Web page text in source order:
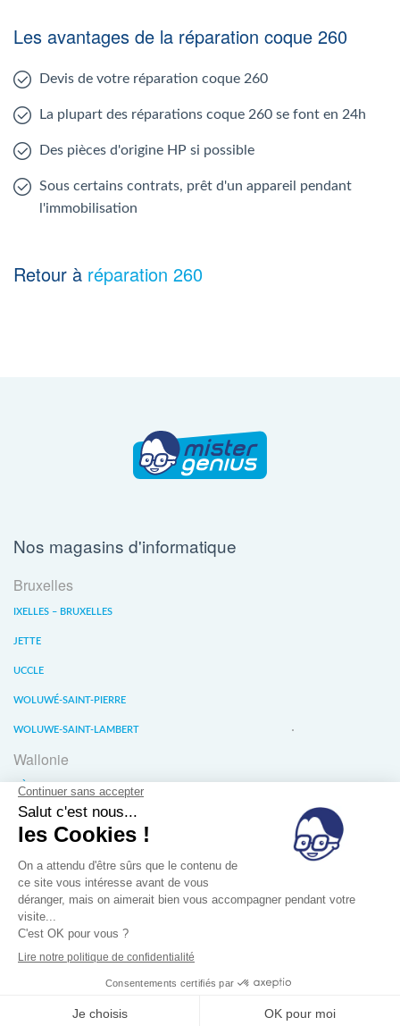
Les avantages de la réparation coque 260
Devis de votre réparation coque 260
La plupart des réparations coque 260 se font en 24h
Des pièces d'origine HP si possible
Sous certains contrats, prêt d'un appareil pendant
l'immobilisation
Retour à réparation 260
Nos magasins d'informatique
Bruxelles
IXELLES – BRUXELLES
JETTE
UCCLE
WOLUWÉ-SAINT-PIERRE
WOLUWE-SAINT-LAMBERT
Wallonie
LIÈGE
WATERLOO
WAVRE
À propos Conditions générales de vente
Confidentalité des données Jobs